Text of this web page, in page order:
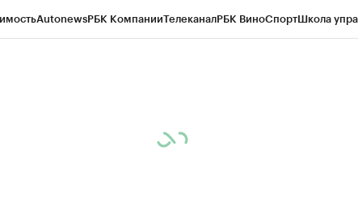
AutonewsРБК КомпанииТелеканалРБК ВиноСпортШкола